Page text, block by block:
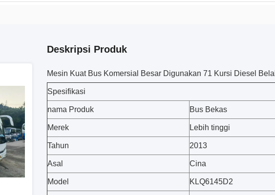
Deskripsi Produk
Mesin Kuat Bus Komersial Besar Digunakan 71 Kursi Diesel
Spesifikasi
nama Produk Bus Bekas
Merek Lebih tinggi
Tahun 2013
Asal Cina
Model KLQ6145D2